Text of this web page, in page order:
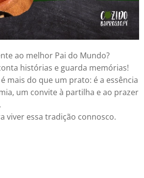
ao melhor Pai do Mundo?
histórias e guarda memórias!
mais do que um prato: é a essência
um convite à partilha e ao prazer
viver essa tradição connosco.